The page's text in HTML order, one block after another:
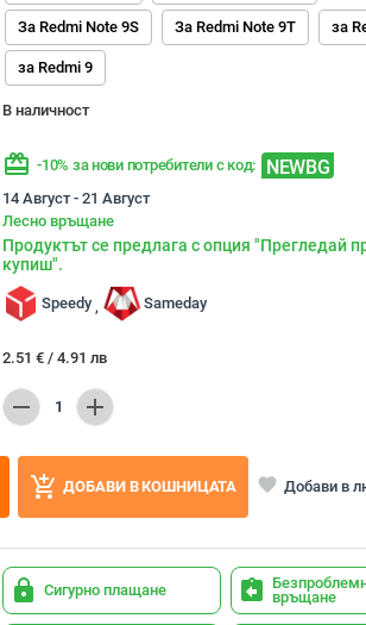
За Redmi Note 9S За Redmi Note 9T за
за Redmi 9
В наличност
redeem -10% за нови потребители с код: NEWBG
14 Август - 21 Август
Лесно връщане
Продуктът се предлага с опция "Прегледай
купиш".
Speedy , Sameday
2.51 € / 4.91 лв
remove 1 add
add_shopping_cart ДОБАВИ В КОШНИЦАТА favorite Добави в
lock Сигурно плащане assignment_return връщане